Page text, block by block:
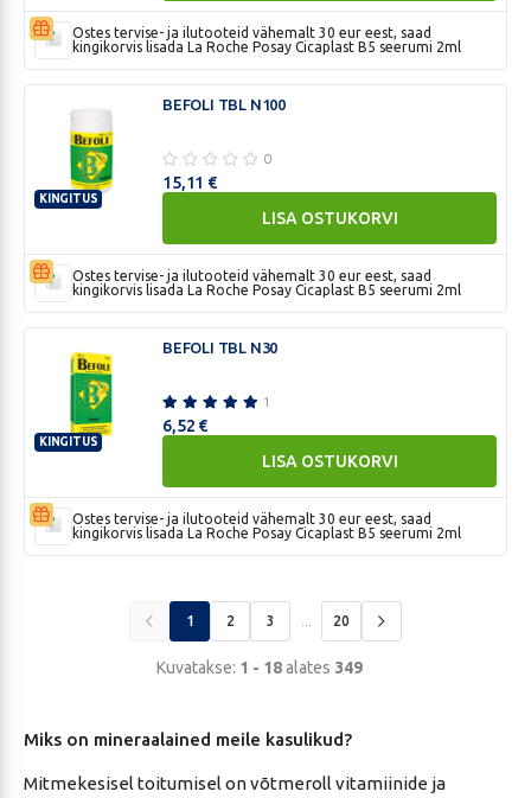
7
KAPSLID
N120
Ostes tervise- ja ilutooteid vähemalt 30 eur eest, saad
kingikorvis lisada La Roche Posay Cicaplast B5 seerumi 2ml
N100
KINGITUS
BEFOLI TBL N100
0
15,11 €
LISA OSTUKORVI
Ostes tervise- ja ilutooteid vähemalt 30 eur eest, saad
kingikorvis lisada La Roche Posay Cicaplast B5 seerumi 2ml
N30
KINGITUS
BEFOLI TBL N30
1
6,52 €
LISA OSTUKORVI
Ostes tervise- ja ilutooteid vähemalt 30 eur eest, saad
kingikorvis lisada La Roche Posay Cicaplast B5 seerumi 2ml
1 2 3 20
Kuvatakse: 1 - 18alates 349
Miks on mineraalained meile kasulikud?
Mitmekesisel toitumisel on võtmeroll vitamiinide ja